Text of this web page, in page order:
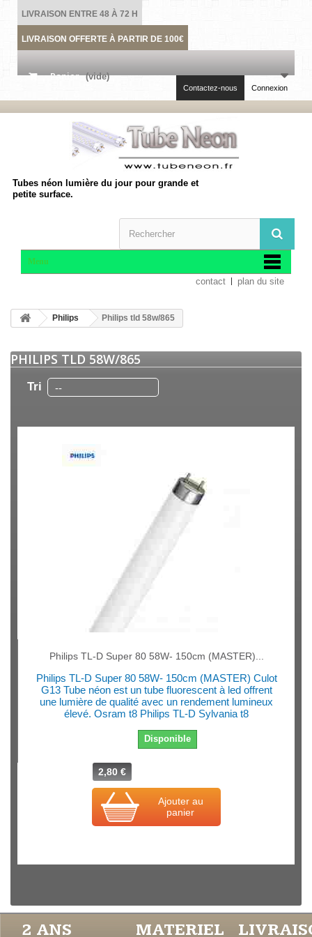
LIVRAISON ENTRE 48 À 72 H
LIVRAISON OFFERTE À PARTIR DE 100€
Panier (vide)
Connexion
Contactez-nous
Tubes néon lumière du jour pour grande et
petite surface.
Menu
contact plan du site
Philips Philips tld 58w/865
PHILIPS TLD 58W/865
Tri --
Philips TL-D Super 80 58W- 150cm (MASTER)...
Philips TL-D Super 80 58W- 150cm (MASTER) Culot
G13 Tube néon est un tube fluorescent à led offrent
une lumière de qualité avec un rendement lumineux
élevé. Osram t8 Philips TL-D Sylvania t8
Disponible
2,80 €
Ajouter au
panier
2 ANS MATERIEL